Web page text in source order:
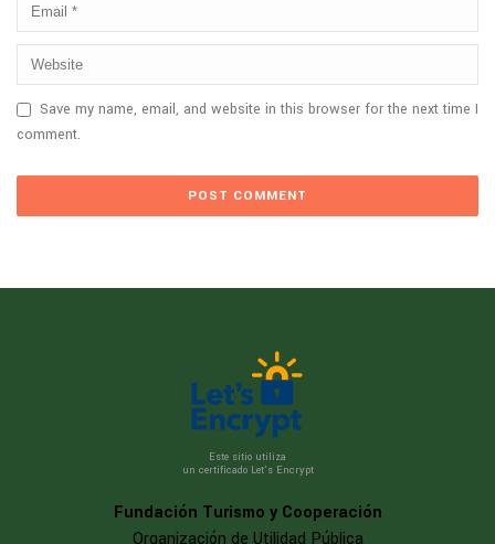
Save my name, email, and website in this browser for the next time I
comment.
Este sitio utiliza
un certificado Let’s Encrypt
Fundación Turismo y Cooperación
Organización de Utilidad Pública